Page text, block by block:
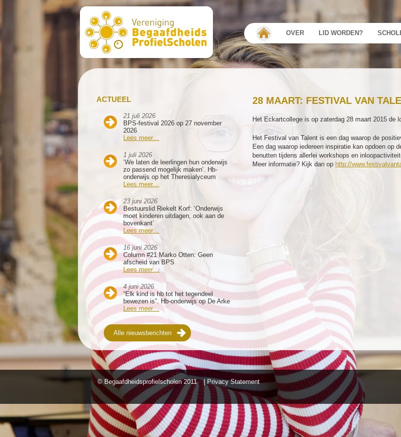
OVER LID WORDEN?
ACTUEEL
21 juli 2026
BPS-festival 2026 op 27 november
2026
Lees meer…
1 juli 2026
‘We laten de leerlingen hun onderwijs
zo passend mogelijk maken’. Hb-
onderwijs op het Theresialyceum
Lees meer…
23 juni 2026
Bestuurslid Riekelt Korf: ‘Onderwijs
moet kinderen uitdagen, ook aan de
bovenkant’
Lees meer…
16 juni 2026
Column #21 Marko Otten: Geen
afscheid van BPS
Lees meer…
4 juni 2026
“Elk kind is hb tot het tegendeel
bewezen is”. Hb-onderwijs op De Arke
Lees meer…
Alle nieuwsberichten
28 MAART: FESTIVAL VAN
Het Eckartcollege is op zaterdag 28 maart 2015 de
Het Festival van Talent is een dag waarop de
Een dag waarop iedereen inspiratie kan opdoen op
benutten tijdens allerlei workshops en
Meer informatie? Kijk dan op http://
© Begaafdheidsprofielscholen2011 | Privacy Statement